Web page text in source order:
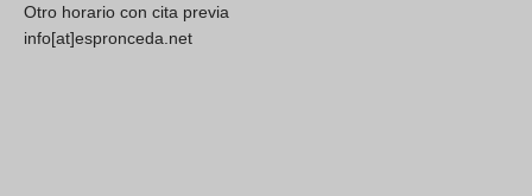
Otro horario con cita previa
info[at]espronceda.net